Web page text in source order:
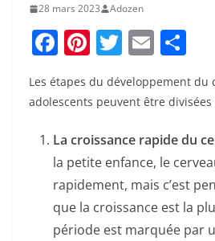
28 mars 2023 Adozen
F
c
b
o
o
k
Pi
nt
er
e
st
T
w
itt
E
ai
ar
ta
er
Les étapes du développement du
adolescents peuvent être
La croissance rapide du
la petite enfance, le
rapidement, mais c’est
que la croissance est la
période est marquée par